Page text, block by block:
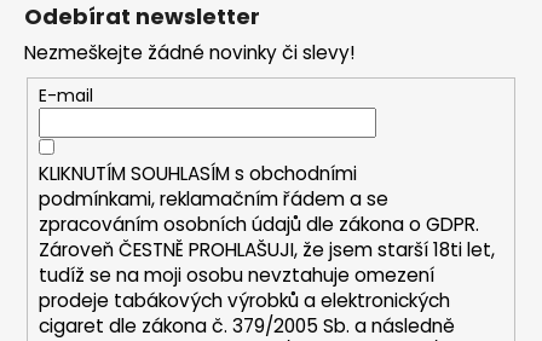
a
c
í
p
r
v
k
y
v
ý
p
Odebírat newsletter
Nezmeškejte žádné novinky či slevy!
E-mail
KLIKNUTÍM SOUHLASÍM s obchodními
podmínkami,reklamačním řádem a se
zpracováním osobních údajů dle zákona oGDPR.
Zároveň ČESTNĚ PROHLAŠUJI, že jsem starší 18ti let,
tudíž se na moji osobu nevztahuje omezení
prodeje tabákových výrobků a elektronických
cigaret dle zákona č. 379/2005 Sb. a následně